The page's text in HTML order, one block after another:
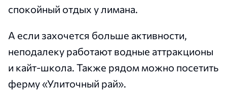
спокойный отдых у лимана.
А если захочется больше активности,
неподалеку работают водные аттракционы
и кайт-школа. Также рядом можно посетить
ферму «Улиточный рай».